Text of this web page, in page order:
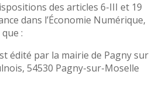
des articles 6-III et 19
dans l’Économie Numérique,
:
édité par la mairie de Pagny sur
54530 Pagny-sur-Moselle